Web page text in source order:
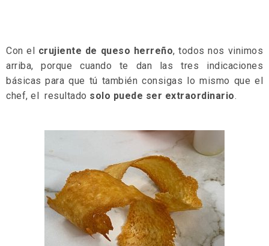
Con el crujiente de queso herreño, todos nos vinimos
arriba, porque cuando te dan las tres indicaciones
básicas para que tú también consigas lo mismo que el
chef, el resultado solo puede ser extraordinario.